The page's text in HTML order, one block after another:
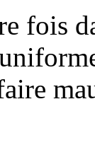
fois